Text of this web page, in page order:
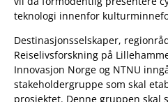
teknologi innenfor
Destinasjonsselskaper,
Reiselivsforskning på
Innovasjon Norge og NTNU
stakeholdergruppe som skal
prosjektet. Denne gruppen skal